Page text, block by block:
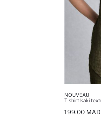
NOUVEAU
199.00 MAD